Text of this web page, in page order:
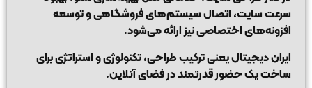
سرعت سایت، اتصال سیستم‌های فروشگاهی و توسعه
افزونه‌های اختصاصی نیز ارائه می‌شود.
ایران دیجیتال یعنی ترکیب طراحی، تکنولوژی و استراتژی برای
ساخت یک حضور قدرتمند در فضای آنلاین.